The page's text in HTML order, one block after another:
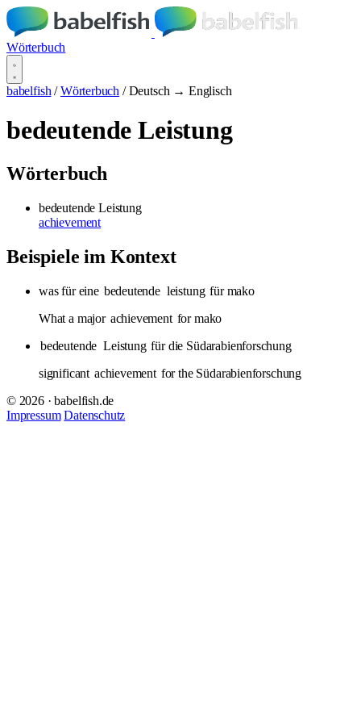
Wörterbuch
babelfish / Wörterbuch / Deutsch → Englisch
bedeutende Leistung
Wörterbuch
bedeutende Leistung
achievement
Beispiele im Kontext
was für eine bedeutende leistung für mako
What a major achievement for mako
bedeutende Leistung für die Südarabienforschung
significant achievement for the Südarabienforschung
© 2026 · babelfish.de
Impressum Datenschutz